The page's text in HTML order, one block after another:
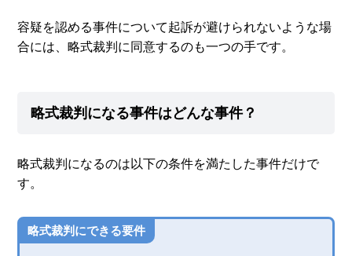
容疑を認める事件について起訴が避けられないような場
合には、略式裁判に同意するのも一つの手です。
略式裁判になる事件はどんな事件？
略式裁判になるのは以下の条件を満たした事件だけで
す。
略式裁判にできる要件